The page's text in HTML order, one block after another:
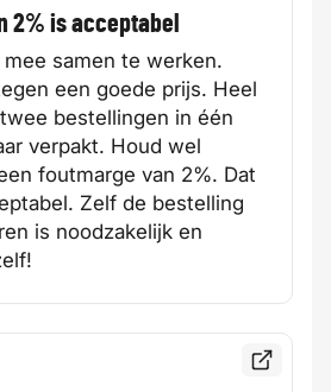
2% is acceptabel
samen te werken.
een goede prijs. Heel
bestellingen in één
verpakt. Houd wel
foutmarge van 2%. Dat
Zelf de bestelling
is noodzakelijk en
Bekijk